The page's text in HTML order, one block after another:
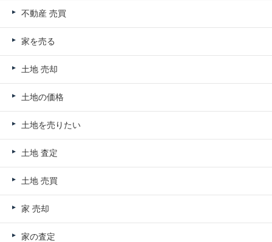
不動産 売買
家を売る
土地 売却
土地の価格
土地を売りたい
土地 査定
土地 売買
家 売却
家の査定